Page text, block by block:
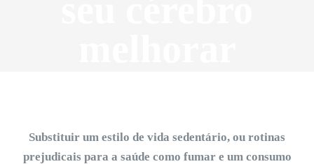
Substituir um estilo de vida sedentário, ou rotinas
prejudicais para a saúde como fumar e um consumo